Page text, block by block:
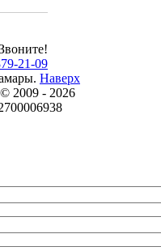
21-09
. Наверх
2009 - 2026